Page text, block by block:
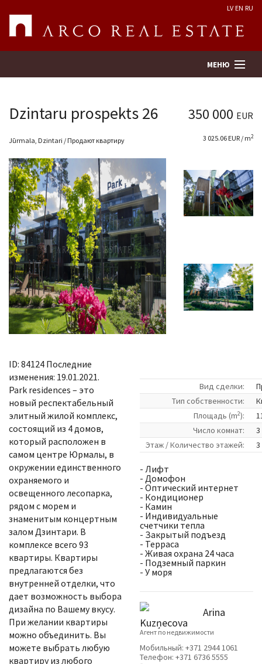
LV EN RU
МЕНЮ
Поиск
Оценка недвижимости
Предприятие
Услуги
Kонтакты
Dzintaru prospekts 26 350 000 EUR
Jūrmala, Dzintari / Продают квартиру 3 025.06 EUR / m2
ID: 84124 Последние
изменения: 19.01.2021.
Park residences – это
новый респектабельный
элитный жилой комплекс,
состоящий из 4 домов,
который расположен в
самом центре Юрмалы, в
окружении единственного
охраняемого и
освещенного лесопарка,
рядом с морем и
знаменитым концертным
залом Дзинтари. В
комплексе всего 93
квартиры. Квартиры
предлагаются без
внутренней отделки, что
дает возможность выбора
дизайна по Вашему вкусу.
При желании квартиры
можно объединить. Вы
можете выбрать любую
квартиру из любого
Вид сделки:
Tип собственности:
Площадь (m2):
Число комнат:
3
Этаж / Количество этажей:
3
- Лифт
- Домофон
- Оптический интернет
- Кондиционер
- Камин
- Индивидуальные
счетчики тепла
- Закрытый подъезд
- Терраса
- Живая охрана 24 часа
- Подземный паркин
- У моря
Arina
Kuzņecova
Агент по недвижимости
Мобильный: +371 2944 1061
Телефон: +371 6736 5555